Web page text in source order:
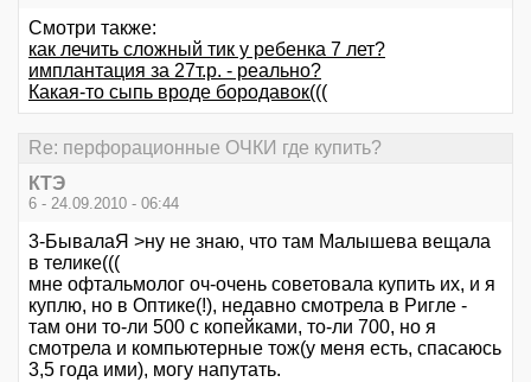
Смотри также:
как лечить сложный тик у ребенка 7 лет?
имплантация за 27т.р. - реально?
Какая-то сыпь вроде бородавок(((
Re: перфорационные ОЧКИ где купить?
КТЭ
6 - 24.09.2010 - 06:44
3-БывалаЯ >ну не знаю, что там Малышева вещала
в телике(((
мне офтальмолог оч-очень советовала купить их, и я
куплю, но в Оптике(!), недавно смотрела в Ригле -
там они то-ли 500 с копейками, то-ли 700, но я
смотрела и компьютерные тож(у меня есть, спасаюсь
3,5 года ими), могу напутать.